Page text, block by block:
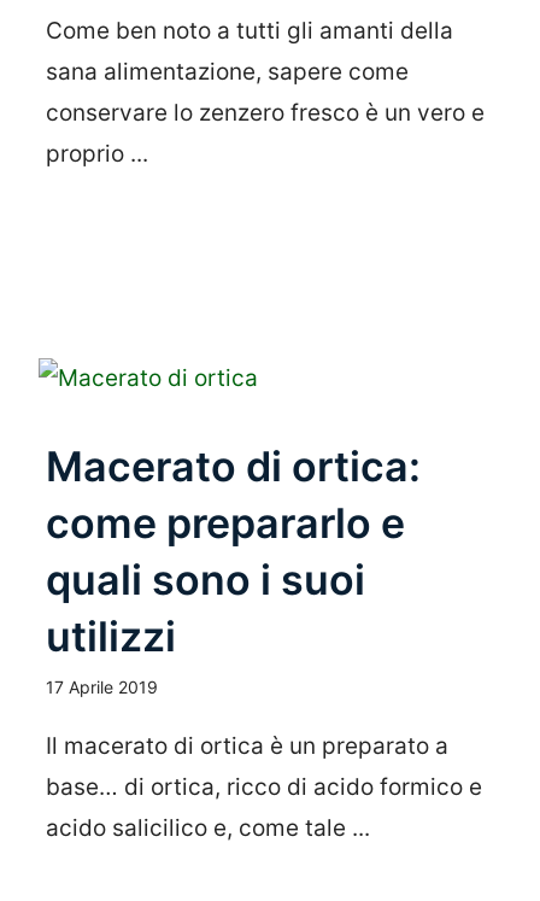
Come ben noto a tutti gli amanti della
sana alimentazione, sapere come
conservare lo zenzero fresco è un vero e
proprio ...
Macerato di ortica:
come prepararlo e
quali sono i suoi
utilizzi
17 Aprile 2019
Il macerato di ortica è un preparato a
base… di ortica, ricco di acido formico e
acido salicilico e, come tale ...